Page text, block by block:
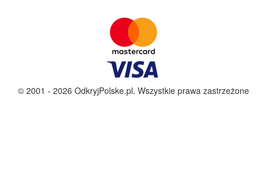
© 2001 - 2026 OdkryjPolske.pl. Wszystkie prawa zastrzeżone